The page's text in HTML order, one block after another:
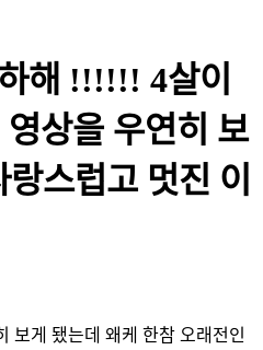
해 !!!!!! 4살이
상을 우연히 보
스럽고 멋진 이
보게 됐는데 왜케 한참 오래전인